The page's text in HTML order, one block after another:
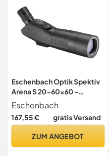
Eschenbach Optik Spektiv
Arena S 20-60x60 -
handliches Spektiv für
Einsteiger in die Vogel- und
Naturbeobachtung mit
Lieferzubehör
Eschenbach
167,55 € gratis Versand
ZUM ANGEBOT